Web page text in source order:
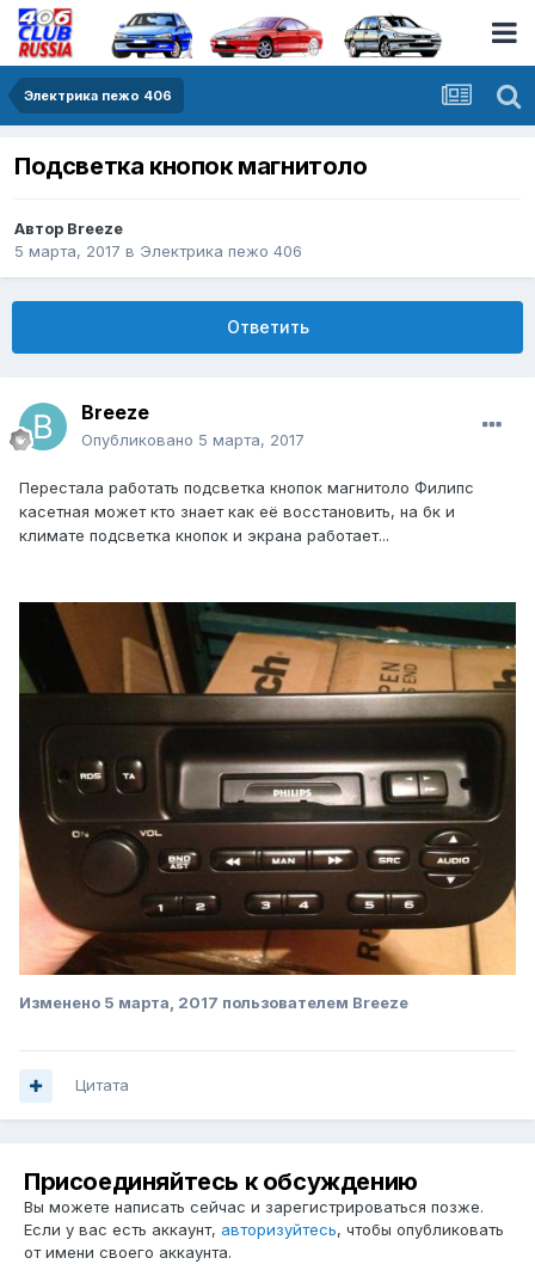
Электрика пежо 406
Подсветка кнопок магнитоло
Автор Breeze
5 марта, 2017 в Электрика пежо 406
Ответить
Breeze
Опубликовано 5 марта, 2017
Перестала работать подсветка кнопок магнитоло Филипс
касетная может кто знает как её восстановить, на бк и
климате подсветка кнопок и экрана работает...
Изменено 5 марта, 2017 пользователем Breeze
Цитата
Присоединяйтесь к обсуждению
Вы можете написать сейчас и зарегистрироваться позже.
Если у вас есть аккаунт, авторизуйтесь, чтобы опубликовать
от имени своего аккаунта.